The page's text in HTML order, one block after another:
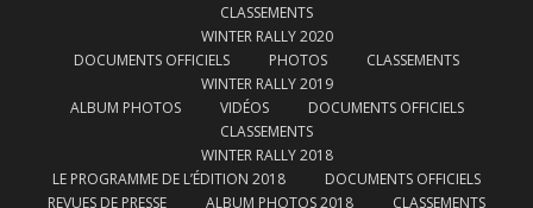
CLASSEMENTS
WINTER RALLY 2020
DOCUMENTS OFFICIELS
PHOTOS
CLASSEMENTS
WINTER RALLY 2019
ALBUM PHOTOS
VIDÉOS
DOCUMENTS OFFICIELS
CLASSEMENTS
WINTER RALLY 2018
LE PROGRAMME DE L’ÉDITION 2018
DOCUMENTS OFFICIELS
REVUES DE PRESSE
ALBUM PHOTOS 2018 CLASSEMENTS